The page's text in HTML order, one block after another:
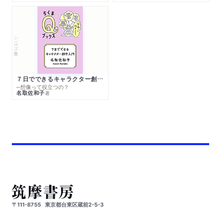
シリーズ・全集
７日でできるキャラクター創作入門
─想像って役立つの？
名取佐和子著
〒111-8755 東京都台東区蔵前2-5-3